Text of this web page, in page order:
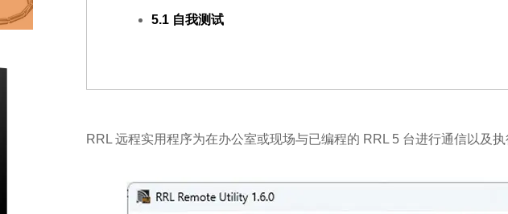
5.1 自我测试
RRL 远程实用程序为在办公室或现场与已编程的 RRL 5 台进行通信以及